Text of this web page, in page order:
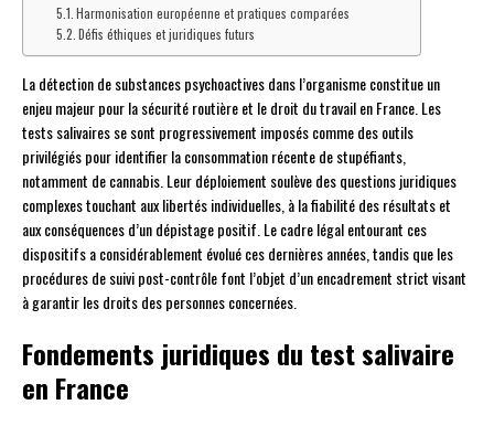
Harmonisation européenne et pratiques comparées
Défis éthiques et juridiques futurs
La détection de substances psychoactives dans l’organisme constitue un
enjeu majeur pour la sécurité routière et le droit du travail en France. Les
tests salivaires se sont progressivement imposés comme des outils
privilégiés pour identifier la consommation récente de stupéfiants,
notamment de cannabis. Leur déploiement soulève des questions juridiques
complexes touchant aux libertés individuelles, à la fiabilité des résultats et
aux conséquences d’un dépistage positif. Le cadre légal entourant ces
dispositifs a considérablement évolué ces dernières années, tandis que les
procédures de suivi post-contrôle font l’objet d’un encadrement strict visant
à garantir les droits des personnes concernées.
Fondements juridiques du test salivaire
en France